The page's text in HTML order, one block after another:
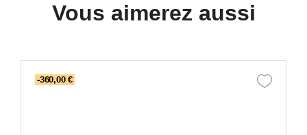
Vous aimerez aussi
-360,00 €